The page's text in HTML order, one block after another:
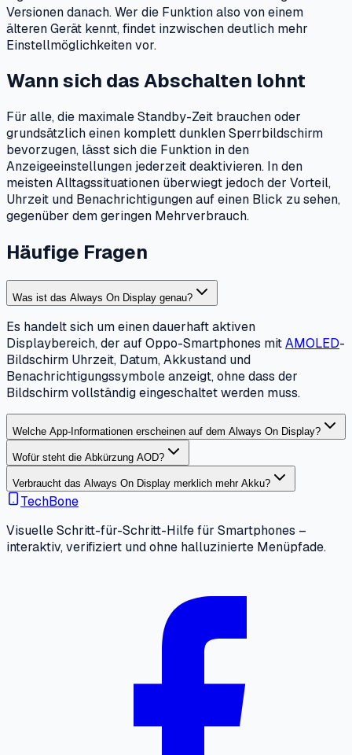
Versionen danach. Wer die Funktion also von einem
älteren Gerät kennt, findet inzwischen deutlich mehr
Einstellmöglichkeiten vor.
Wann sich das Abschalten lohnt
Für alle, die maximale Standby-Zeit brauchen oder
grundsätzlich einen komplett dunklen Sperrbildschirm
bevorzugen, lässt sich die Funktion in den
Anzeigeeinstellungen jederzeit deaktivieren. In den
meisten Alltagssituationen überwiegt jedoch der Vorteil,
Uhrzeit und Benachrichtigungen auf einen Blick zu sehen,
gegenüber dem geringen Mehrverbrauch.
Häufige Fragen
Was ist das Always On Display genau?
Es handelt sich um einen dauerhaft aktiven
Displaybereich, der auf Oppo-Smartphones mitAMOLED-
Bildschirm Uhrzeit, Datum, Akkustand und
Benachrichtigungssymbole anzeigt, ohne dass der
Bildschirm vollständig eingeschaltet werden muss.
Welche App-Informationen erscheinen auf dem Always On Display?
Wofür steht die Abkürzung AOD?
Verbraucht das Always On Display merklich mehr Akku?
TechBone
Visuelle Schritt-für-Schritt-Hilfe für Smartphones –
interaktiv, verifiziert und ohne halluzinierte Menüpfade.